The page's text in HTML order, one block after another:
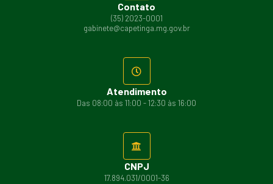
Contato
(35) 2023-0001
gabinete@capetinga.mg.gov.br
Atendimento
Das 08:00 às 11:00 - 12:30 às 16:00
CNPJ
17.894.031/0001-36